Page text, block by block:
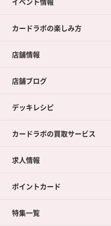
カードラボの楽しみ方
店舗情報
店舗ブログ
デッキレシピ
カードラボの買取サービス
カードラボの買取サービスTOP
店舗買取について
ネット買取について
求人情報
ポイントカード
ポイントカードTOP
特集一覧